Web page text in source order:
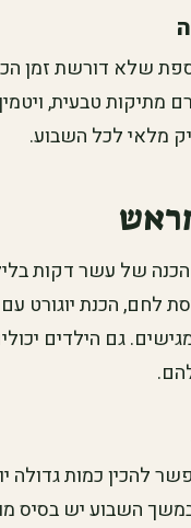
שלא דורשת זמן
מתיקות טבעית,
מלאי לכל השבוע.
של עשר דקות
לחם, הכנת יוגורט
גם הילדים
להכין כמות גדולה
השבוע יש בסיס